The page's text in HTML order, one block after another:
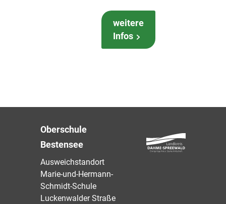
weitere
Infos
Oberschule
Bestensee
Ausweichstandort
Marie-und-Hermann-
Schmidt-Schule
Luckenwalder Straße